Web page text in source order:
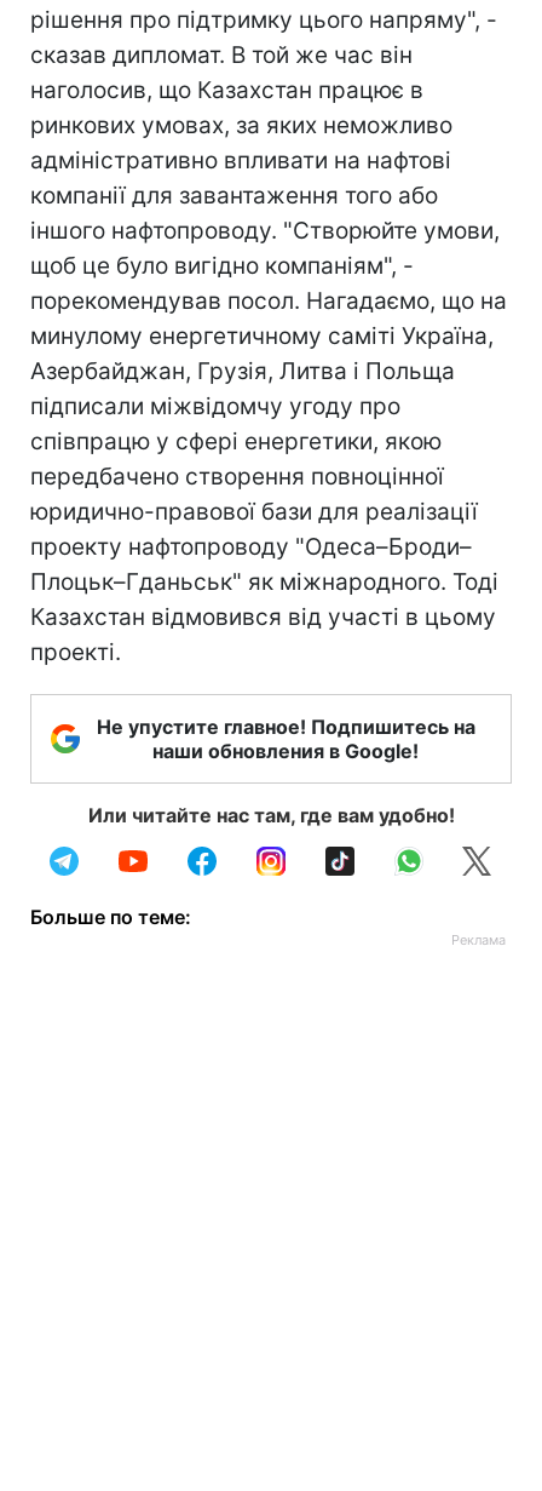
рішення про підтримку цього напряму", -
сказав дипломат. В той же час він
наголосив, що Казахстан працює в
ринкових умовах, за яких неможливо
адміністративно впливати на нафтові
компанії для завантаження того або
іншого нафтопроводу. "Створюйте умови,
щоб це було вигідно компаніям", -
порекомендував посол. Нагадаємо, що на
минулому енергетичному саміті Україна,
Азербайджан, Грузія, Литва і Польща
підписали міжвідомчу угоду про
співпрацю у сфері енергетики, якою
передбачено створення повноцінної
юридично-правової бази для реалізації
проекту нафтопроводу "Одеса–Броди–
Плоцьк–Гданьськ" як міжнародного. Тоді
Казахстан відмовився від участі в цьому
проекті.
Не упустите главное! Подпишитесь на
наши обновления в Google!
Или читайте нас там, где вам удобно!
Больше по теме: